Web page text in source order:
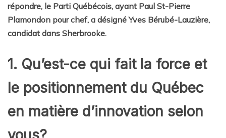
répondre, le Parti Québécois, ayant Paul St-Pierre
Plamondon pour chef, a désigné Yves Bérubé-Lauzière,
candidat dans Sherbrooke.
1. Qu’est-ce qui fait la force et
le positionnement du Québec
en matière d’innovation selon